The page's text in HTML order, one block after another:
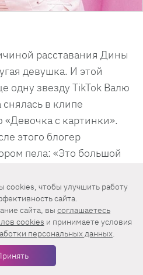
расставания Дины
девушка. И этой
одну звезду TikTok Валю
в клипе
с картинки».
этого блогер
пела: «Это большой
намечает на Крида.
совместный отдых,
комментарии и…
cookies, чтобы улучшить работу
сайта.
сайта, вы соглашаетесь
cookies и принимаете условия
персональных данных.